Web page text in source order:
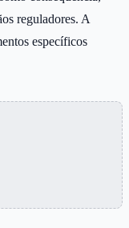
reguladores. A
específicos